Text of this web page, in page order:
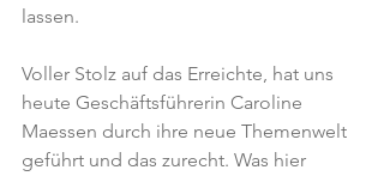
lassen.
Voller Stolz auf das Erreichte, hat uns
heute Geschäftsführerin Caroline
Maessen durch ihre neue Themenwelt
geführt und das zurecht. Was hier